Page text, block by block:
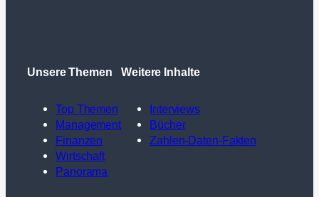
Unsere Themen
Top Themen
Management
Finanzen
Wirtschaft
Panorama
Weitere Inhalte
Interviews
Bücher
Zahlen-Daten-Fakten